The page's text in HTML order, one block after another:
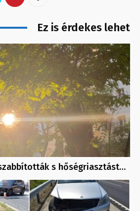
Ez is érdekes lehet
s hőségriasztást…